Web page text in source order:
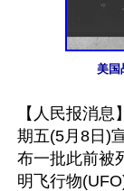
美国
【人民报消
期五(5月8日)
布一批此前被
明飞行物